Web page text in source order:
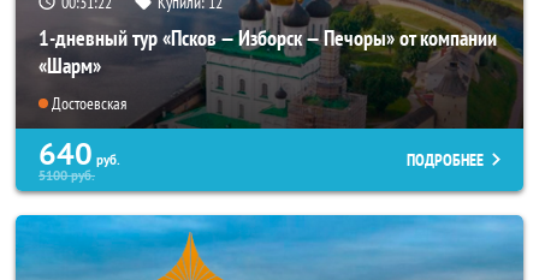
1-дневный тур «Псков — Изборск — Печоры» от компании
«Шарм»
Достоевская
640 руб.
5100руб.
ПОДРОБНЕЕ